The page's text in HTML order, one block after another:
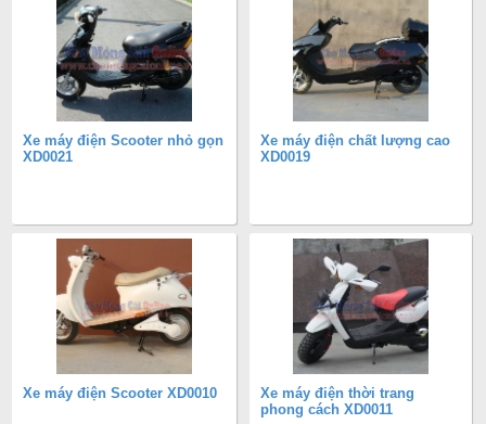
Xe máy điện Scooter nhỏ gọn
XD0021
Xe máy điện chất lượng cao
XD0019
Xe máy điện Scooter XD0010
Xe máy điện thời trang
phong cách XD0011